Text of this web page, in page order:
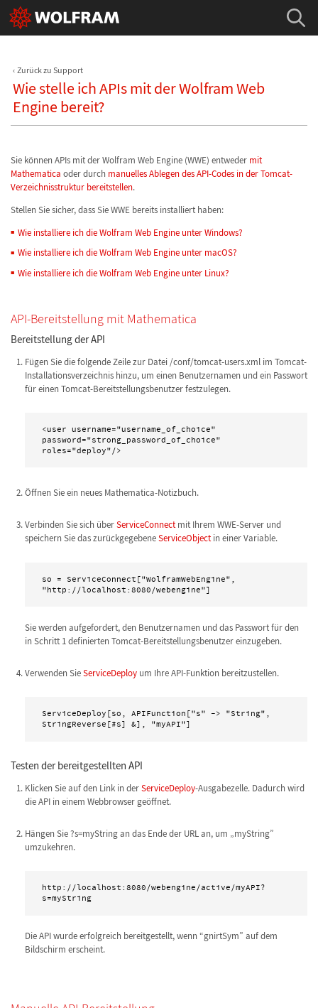
Zurück zu Support
Wie stelle ich APIs mit der Wolfram Web
Engine bereit?
Sie können APIs mit der Wolfram Web Engine (WWE) entweder mit
Mathematica oder durch manuelles Ablegen des API-Codes in der Tomcat-
Verzeichnisstruktur bereitstellen.
Stellen Sie sicher, dass Sie WWE bereits installiert haben:
Wie installiere ich die Wolfram Web Engine unter Windows?
Wie installiere ich die Wolfram Web Engine unter macOS?
Wie installiere ich die Wolfram Web Engine unter Linux?
API-Bereitstellung mit Mathematica
Bereitstellung der API
Fügen Sie die folgende Zeile zur Datei /conf/tomcat-users.xml im Tomcat-
Installationsverzeichnis hinzu, um einen Benutzernamen und ein Passwort
für einen Tomcat-Bereitstellungsbenutzer festzulegen.
<user username="username_of_choice"
password="strong_password_of_choice"
roles="deploy"/>
Öffnen Sie ein neues Mathematica-Notizbuch.
Verbinden Sie sich überServiceConnectmit Ihrem WWE-Server und
speichern Sie das zurückgegebeneServiceObjectin einer Variable.
so = ServiceConnect["WolframWebEngine",
"http://localhost:8080/webengine"]
Sie werden aufgefordert, den Benutzernamen und das Passwort für den
in Schritt 1 definierten Tomcat-Bereitstellungsbenutzer einzugeben.
Verwenden SieServiceDeployum Ihre API-Funktion bereitzustellen.
ServiceDeploy[so, APIFunction["s" -> "String",
StringReverse[#s] &], "myAPI"]
Testen der bereitgestellten API
Klicken Sie auf den Link in derServiceDeploy-Ausgabezelle. Dadurch wird
die API in einem Webbrowser geöffnet.
Hängen Sie ?s=myString an das Ende der URL an, um „myString”
umzukehren.
http://localhost:8080/webengine/active/myAPI?
s=myString
Die API wurde erfolgreich bereitgestellt, wenn “gnirtSym” auf dem
Bildschirm erscheint.